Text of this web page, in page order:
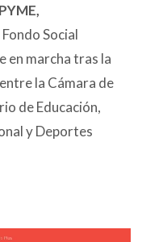
Social
en marcha tras la
la Cámara de
de Educación,
y Deportes